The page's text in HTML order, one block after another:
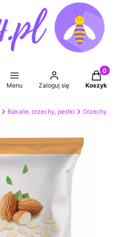
Menu Zaloguj się Koszyk
Bakalie, orzechy, pestki Orzechy